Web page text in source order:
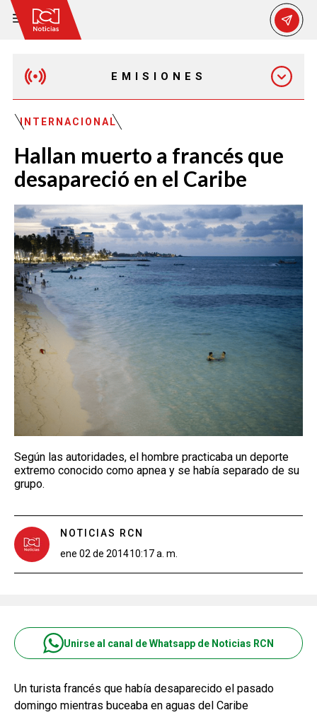
EMISIONES
EMISIÓN 7:00 PM
INTERNACIONAL
Hallan muerto a francés que
desapareció en el Caribe
Según las autoridades, el hombre practicaba un deporte
extremo conocido como apnea y se había separado de su
grupo.
NOTICIAS RCN
ene 02 de 201410:17 a. m.
Unirse al canal de Whatsapp de Noticias RCN
Un turista francés que había desaparecido el pasado
domingo mientras buceaba en aguas del Caribe